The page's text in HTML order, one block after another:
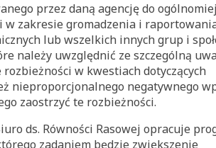
przez daną agencję do
w zakresie gromadzenia i
lub wszelkich innych grup i
należy uwzględnić ze szczególną
w kwestiach dotyczących
nieproporcjonalnego negatywnego
zaostrzyć te rozbieżności.
ds. Równości Rasowej opracuje
zadaniem będzie zwiększenie